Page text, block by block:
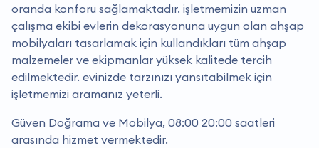
oranda konforu sağlamaktadır. işletmemizin uzman
çalışma ekibi evlerin dekorasyonuna uygun olan ahşap
mobilyaları tasarlamak için kullandıkları tüm ahşap
malzemeler ve ekipmanlar yüksek kalitede tercih
edilmektedir. evinizde tarzınızı yansıtabilmek için
işletmemizi aramanız yeterli.
Güven Doğrama ve Mobilya, 08:00 20:00 saatleri
arasında hizmet vermektedir.